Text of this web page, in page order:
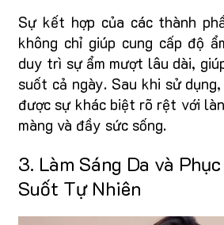
Sự kết hợp của các thành
không chỉ giúp cung cấp độ
duy trì sự ẩm mượt lâu dài,
suốt cả ngày. Sau khi sử
được sự khác biệt rõ rệt với
màng và đầy sức sống.
3. Làm Sáng Da và
Suốt Tự Nhiên